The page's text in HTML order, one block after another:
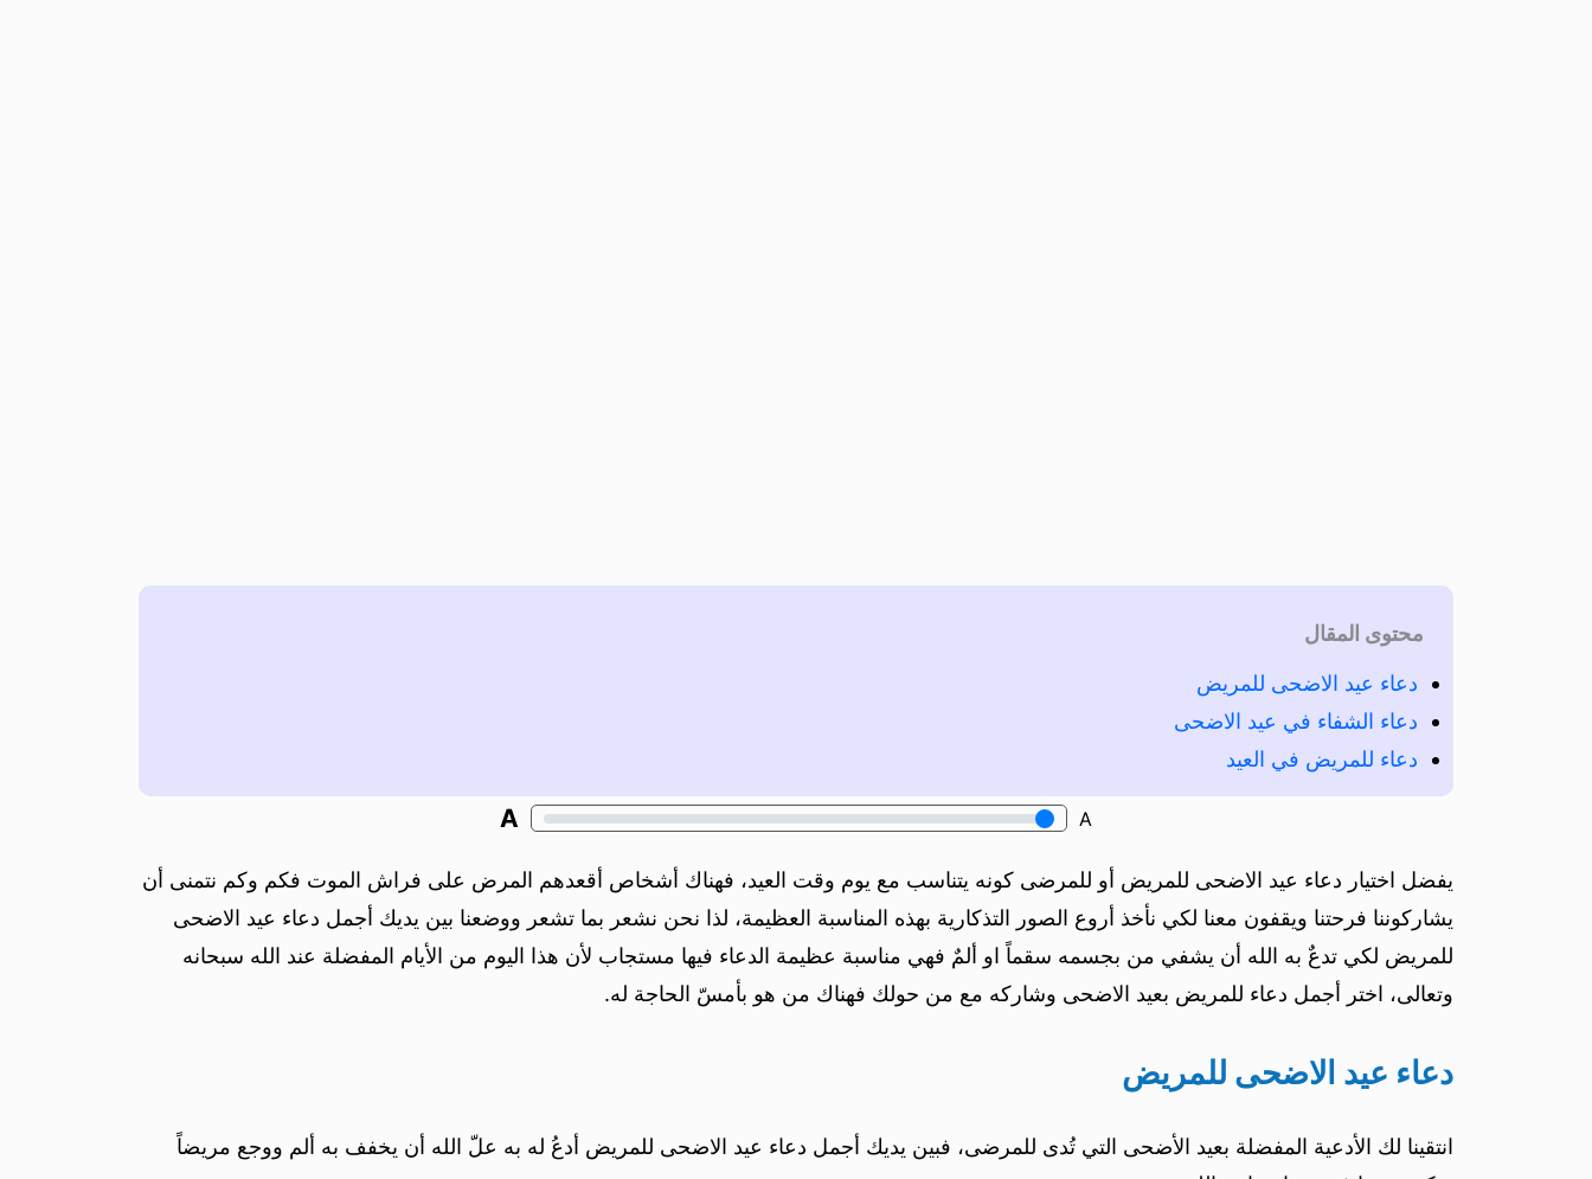
محتوى المقال
دعاء عيد الاضحى للمريض
دعاء الشفاء في عيد الاضحى
دعاء للمريض في العيد
A
A
يفضل اختيار دعاء عيد الاضحى للمريض أو للمرضى كونه يتناسب مع يوم وقت العيد، فهناك أشخاص أقعدهم المرض على فراش الموت فكم وكم نتمنى أن
يشاركوننا فرحتنا ويقفون معنا لكي نأخذ أروع الصور التذكارية بهذه المناسبة العظيمة، لذا نحن نشعر بما تشعر ووضعنا بين يديك أجمل دعاء عيد الاضحى
للمريض لكي تدعٌ به الله أن يشفي من بجسمه سقماً او ألمٌ فهي مناسبة عظيمة الدعاء فيها مستجاب لأن هذا اليوم من الأيام المفضلة عند الله سبحانه
وتعالى، اختر أجمل دعاء للمريض بعيد الاضحى وشاركه مع من حولك فهناك من هو بأمسّ الحاجة له.
دعاء عيد الاضحى للمريض
انتقينا لك الأدعية المفضلة بعيد الأضحى التي تُدى للمرضى، فبين يديك أجمل دعاء عيد الاضحى للمريض أدعُ له به علّ الله أن يخفف به ألم ووجع مريضاً